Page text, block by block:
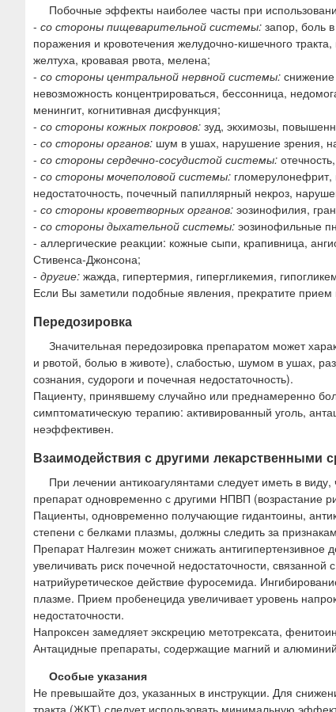
Побочные эффекты наиболее часты при
- со стороны пищеварительной системы: запор, боль
поражения и кровотечения желудочно-кишечного
желтуха, кровавая рвота, мелена;
- со стороны центральной нервной системы:
невозможность концентрироваться, бессонница,
менингит, когнитивная дисфункция;
- со стороны кожных покровов: зуд, экхимозы,
- со стороны органов: шум в ушах, нарушение зрения,
- со стороны сердечно-сосудистой системы:
- со стороны мочеполовой системы: гломерулонефрит,
недостаточность, почечный папиллярный некроз,
- со стороны кроветворных органов: эозинофилия,
- со стороны дыхательной системы: эозинофильные
- аллергические реакции: кожные сыпи, крапивница,
Стивенса-Джонсона;
- другие: жажда, гипертермия, гипергликемия,
Если Вы заметили подобные явления, прекратите прием
Передозировка
Значительная передозировка препаратом может
и рвотой, болью в животе), слабостью, шумом в ушах,
сознания, судороги и почечная недостаточность).
Пациенту, принявшему случайно или преднамеренно
симптоматическую терапию: активированный уголь,
неэффективен.
Взаимодействия с другими лекарственными
При лечении антикоагулянтами следует иметь в
препарат одновременно с другими НПВП (возрастание
Пациенты, одновременно получающие гидантоины,
степени с белками плазмы, должны следить за
Препарат Налгезин может снижать антигипертензивное
увеличивать риск почечной недостаточности,
натрийуретическое действие фуросемида.
плазме. Прием пробенецида увеличивает уровень
недостаточности.
Напроксен замедляет экскрецию метотрексата,
Антацидные препараты, содержащие магний и
Особые указания
Не превышайте доз, указанных в инструкции. Для